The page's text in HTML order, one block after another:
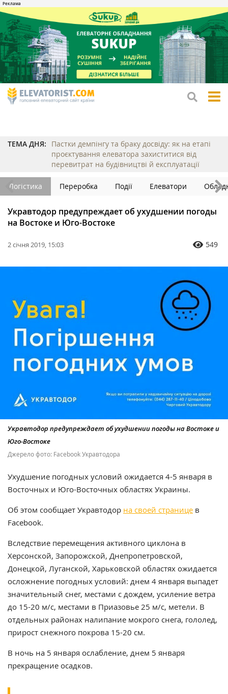
ТЕМА ДНЯ:
Пастки демпінгу та браку досвіду: як на етапі
проєктування елеватора захиститися від
перевитрат на будівництві й експлуатації
Логістика Переробка Події Елеватори
Укравтодор предупреждает об ухудшении погоды
на Востоке и Юго-Востоке
2 січня 2019, 15:03 549
Укравтодор предупреждает об ухудшении погоды на Востоке и
Юго-Востоке
Джерело фото: Facebook Укравтодора
Ухудшение погодных условий ожидается 4-5 января в
Восточных и Юго-Восточных областях Украины.
Об этом сообщает Укравтодор на своей странице в
Facеbook.
Вследствие перемещения активного циклона в
Херсонской, Запорожской, Днепропетровской,
Донецкой, Луганской, Харьковской областях ожидается
осложнение погодных условий: днем ​​4 января выпадет
значительный снег, местами с дождем, усиление ветра
до 15-20 м/с, местами в Приазовье 25 м/с, метели. В
отдельных районах налипание мокрого снега, гололед,
прирост снежного покрова 15-20 см.
В ночь на 5 января ослабление, днем ​​5 января
прекращение осадков.